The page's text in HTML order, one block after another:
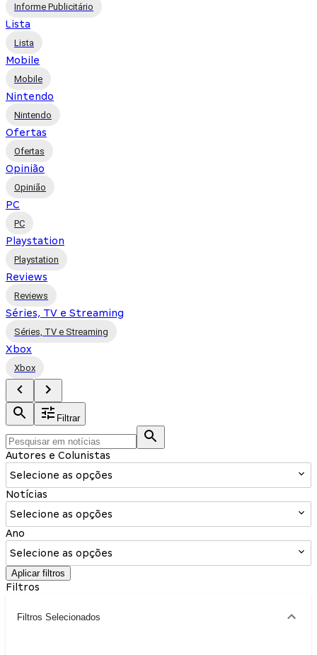
Informe Publicitário
Lista
Lista
Mobile
Mobile
Nintendo
Nintendo
Ofertas
Ofertas
Opinião
Opinião
PC
PC
Playstation
Playstation
Reviews
Reviews
Séries, TV e Streaming
Séries, TV e Streaming
Xbox
Xbox
Filtrar
Autores e Colunistas
Selecione as opções
Notícias
Selecione as opções
Ano
Selecione as opções
Aplicar filtros
Filtros
Filtros Selecionados